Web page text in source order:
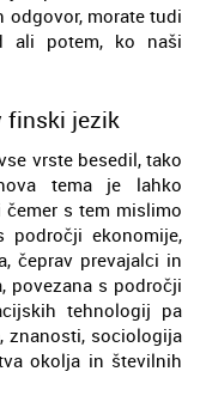
morate tudi
ali potem, ko naši
finski jezik
vrste besedil, tako
tema je lahko
s tem mislimo
področji ekonomije,
čeprav prevajalci in
povezana s področji
tehnologij pa
znanosti, sociologija
okolja in številnih